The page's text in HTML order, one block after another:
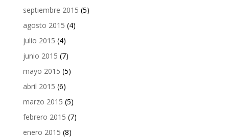
septiembre 2015 (5)
agosto 2015 (4)
julio 2015 (4)
junio 2015 (7)
mayo 2015 (5)
abril 2015 (6)
marzo 2015 (5)
febrero 2015 (7)
enero 2015 (8)